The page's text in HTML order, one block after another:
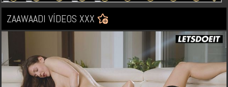
ZAAWAADI VÍDEOS XXX